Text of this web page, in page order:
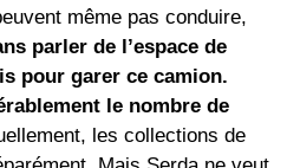
même pas conduire,
parler de l’espace de
pour garer ce camion.
le nombre de
les collections de